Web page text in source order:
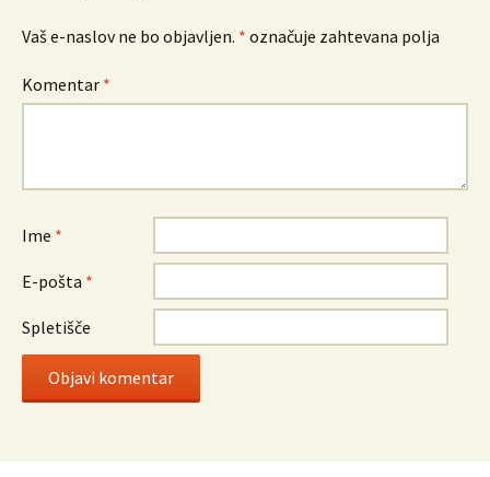
Vaš e-naslov ne bo objavljen. * označuje zahtevana polja
Komentar *
Ime *
E-pošta *
Spletišče